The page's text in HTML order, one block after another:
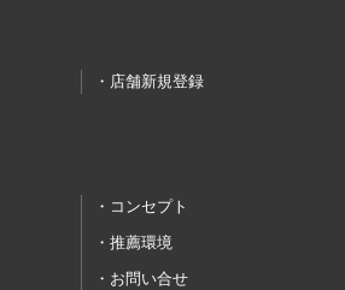
店舗新規登録
コンセプト
推薦環境
お問い合せ